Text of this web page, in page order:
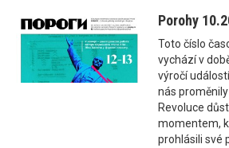
Porohy
Toto číslo
vychází v
výročí
nás
Revoluce
momentem,
prohlásili své